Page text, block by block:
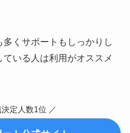
くサポートもしっかりし
いる人は利用がオススメ
定人数1位 ／